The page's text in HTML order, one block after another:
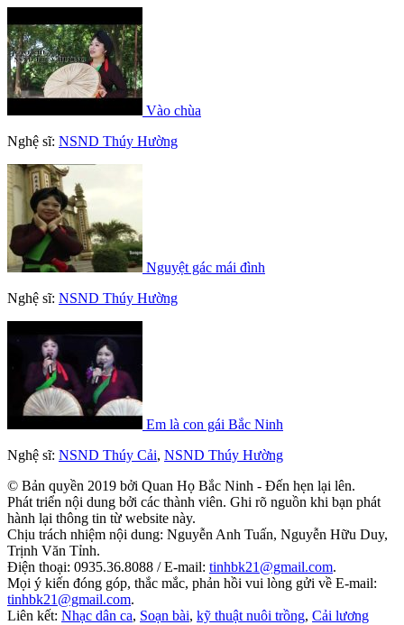
Vào chùa
Nghệ sĩ: NSND Thúy Hường
Nguyệt gác mái đình
Nghệ sĩ: NSND Thúy Hường
Em là con gái Bắc Ninh
Nghệ sĩ: NSND Thúy Cải, NSND Thúy Hường
© Bản quyền 2019 bởi Quan Họ Bắc Ninh - Đến hẹn lại lên.
Phát triển nội dung bởi các thành viên. Ghi rõ nguồn khi bạn phát
hành lại thông tin từ website này.
Chịu trách nhiệm nội dung: Nguyễn Anh Tuấn, Nguyễn Hữu Duy,
Trịnh Văn Tỉnh.
Điện thoại: 0935.36.8088 / E-mail: tinhbk21@gmail.com.
Mọi ý kiến đóng góp, thắc mắc, phản hồi vui lòng gửi về E-mail:
tinhbk21@gmail.com.
Liên kết: Nhạc dân ca, Soạn bài, kỹ thuật nuôi trồng, Cải lương